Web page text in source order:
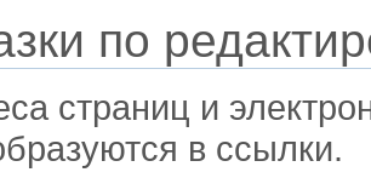
по
страниц и
в ссылки.